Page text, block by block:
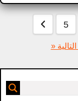
5
«